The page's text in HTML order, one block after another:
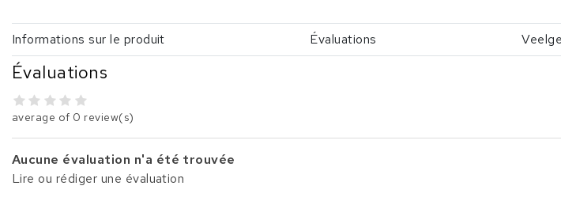
Informations sur le produit Évaluations
Évaluations
average of 0 review(s)
Aucune évaluation n'a été trouvée
Lire ou rédiger une évaluation